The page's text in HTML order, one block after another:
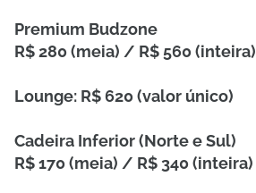
Premium Budzone
R$ 280 (meia) / R$ 560 (inteira)
Lounge: R$ 620 (valor único)
Cadeira Inferior (Norte e Sul)
R$ 170 (meia) / R$ 340 (inteira)